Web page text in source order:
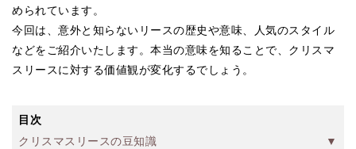
められています。
今回は、意外と知らないリースの歴史や意味、人気のスタイル
などをご紹介いたします。本当の意味を知ることで、クリスマ
スリースに対する価値観が変化するでしょう。
目次
クリスマスリースの豆知識